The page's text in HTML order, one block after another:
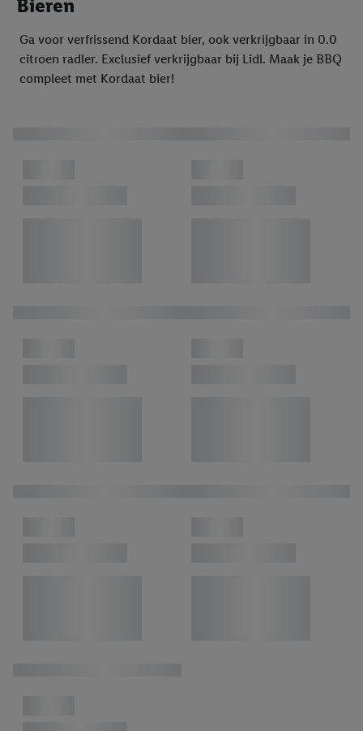
Bieren
Ga voor verfrissend Kordaat bier, ook verkrijgbaar in 0.0
citroen radler. Exclusief verkrijgbaar bij Lidl. Maak je BBQ
compleet met Kordaat bier!